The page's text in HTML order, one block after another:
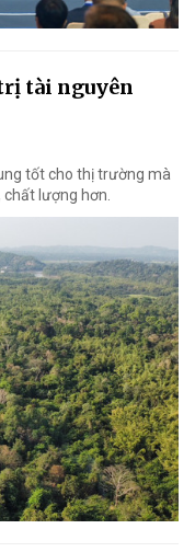
tài nguyên
tốt cho thị trường mà
lượng hơn.